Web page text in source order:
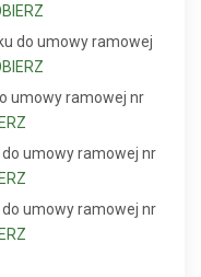
do umowy ramowej
umowy ramowej nr
umowy ramowej nr
umowy ramowej nr